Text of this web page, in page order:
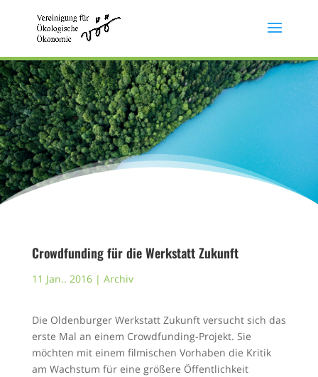
Crowdfunding für die Werkstatt Zukunft
11 Jan.. 2016| Archiv
Die Oldenburger Werkstatt Zukunft versucht sich das
erste Mal an einem Crowdfunding-Projekt. Sie
möchten mit einem filmischen Vorhaben die Kritik
am Wachstum für eine größere Öffentlichkeit